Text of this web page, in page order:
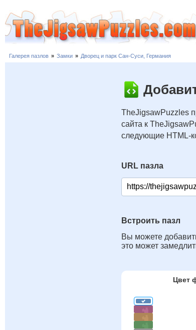
Галерея пазлов » Замки » Дворец и парк Сан-Суси, Германия
TheJigsawPuzzles
сайта к
следующие HTML-
URL пазла
Встроить пазл
Вы можете
это может
Цвет